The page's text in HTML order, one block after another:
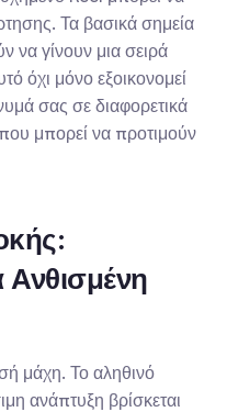
Τα βασικά σημεία
να γίνουν μια σειρά
όχι μόνο εξοικονομεί
σας σε διαφορετικά
μπορεί να προτιμούν
μάχη. Το αληθινό
ανάπτυξη βρίσκεται